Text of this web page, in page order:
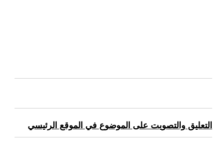
التعليق والتصويت على الموضوع في الموقع الرئيسي